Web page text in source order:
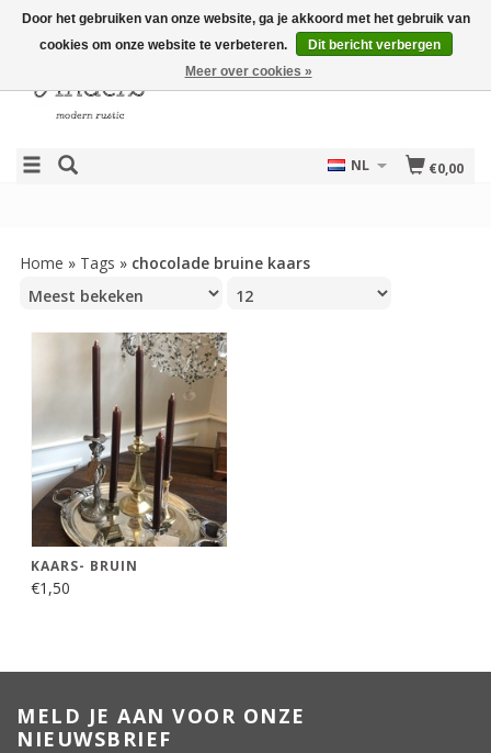
€0,00
NL
Home » Tags » chocolade bruine kaars
KAARS- BRUIN
€1,50
MELD JE AAN VOOR ONZE
NIEUWSBRIEF
Door het gebruiken van onze website, ga je akkoord met het gebruik van
cookies om onze website te verbeteren.
Dit bericht verbergen
Meer over cookies »